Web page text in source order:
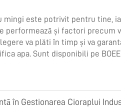
mingi este potrivit pentru tine,
performează și factori precum
va plăti în timp și va
apa. Sunt disponibili pe
în Gestionarea Cioraplui